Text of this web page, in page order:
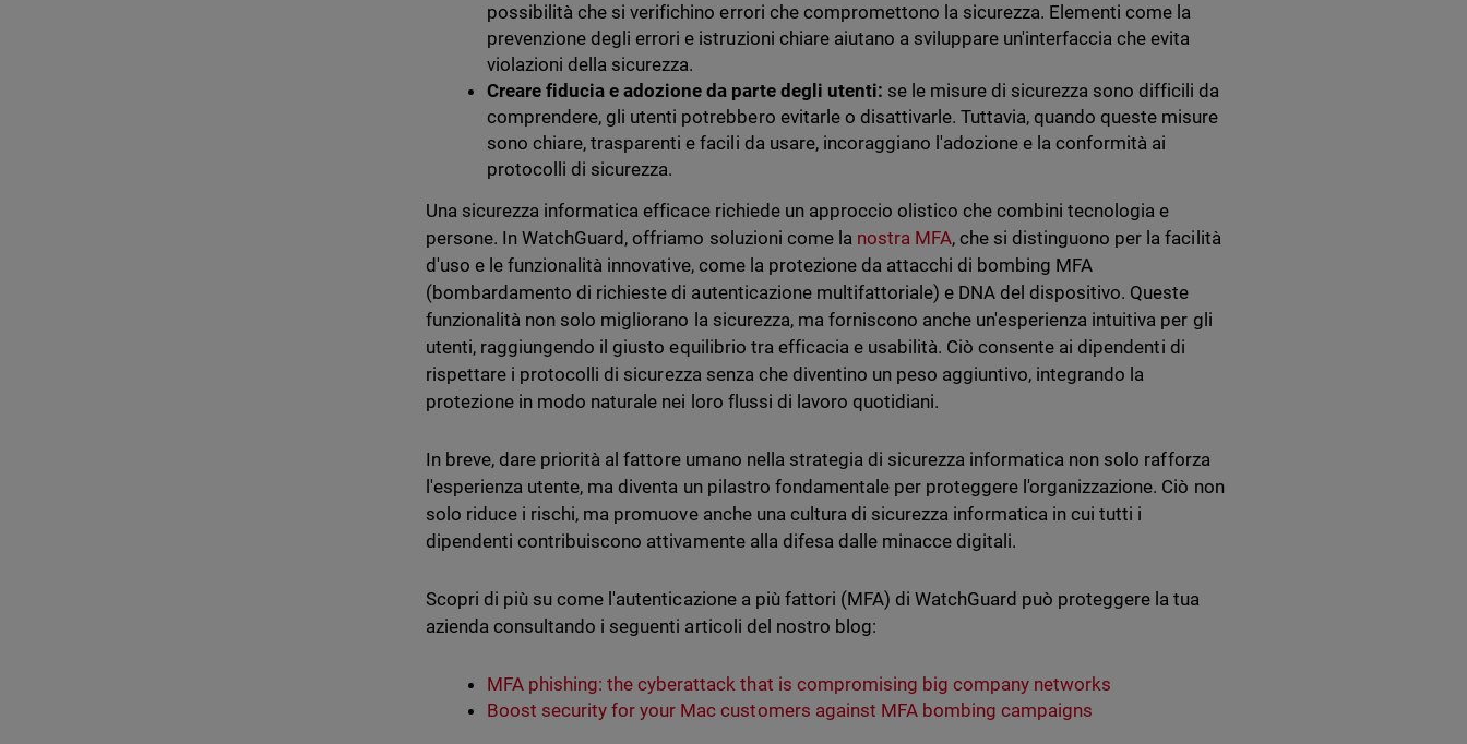
possibilità che si verifichino errori che compromettono la sicurezza. Elementi come la
prevenzione degli errori e istruzioni chiare aiutano a sviluppare un'interfaccia che evita
violazioni della sicurezza.
Creare fiducia e adozione da parte degli utenti: se le misure di sicurezza sono difficili da
comprendere, gli utenti potrebbero evitarle o disattivarle. Tuttavia, quando queste misure
sono chiare, trasparenti e facili da usare, incoraggiano l'adozione e la conformità ai
protocolli di sicurezza.
Una sicurezza informatica efficace richiede un approccio olistico che combini tecnologia e
persone. In WatchGuard, offriamo soluzioni come la nostra MFA, che si distinguono per la facilità
d'uso e le funzionalità innovative, come la protezione da attacchi di bombing MFA
(bombardamento di richieste di autenticazione multifattoriale) e DNA del dispositivo. Queste
funzionalità non solo migliorano la sicurezza, ma forniscono anche un'esperienza intuitiva per gli
utenti, raggiungendo il giusto equilibrio tra efficacia e usabilità. Ciò consente ai dipendenti di
rispettare i protocolli di sicurezza senza che diventino un peso aggiuntivo, integrando la
protezione in modo naturale nei loro flussi di lavoro quotidiani.
In breve, dare priorità al fattore umano nella strategia di sicurezza informatica non solo rafforza
l'esperienza utente, ma diventa un pilastro fondamentale per proteggere l'organizzazione. Ciò non
solo riduce i rischi, ma promuove anche una cultura di sicurezza informatica in cui tutti i
dipendenti contribuiscono attivamente alla difesa dalle minacce digitali.
Scopri di più su come l'autenticazione a più fattori (MFA) di WatchGuard può proteggere la tua
azienda consultando i seguenti articoli del nostro blog:
MFA phishing: the cyberattack that is compromising big company networks
Boost security for your Mac customers against MFA bombing campaigns